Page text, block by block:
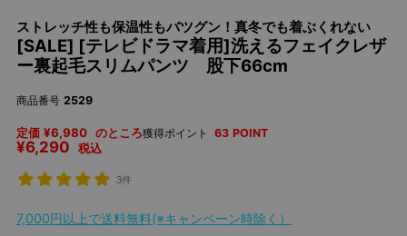
ストレッチ性も保温性もバツグン！真冬でも着ぶくれない
[SALE] [テレビドラマ着用]洗えるフェイクレザ
ー裏起毛スリムパンツ 股下66cm
商品番号 2529
定価 ¥6,980 のところ
¥6,290 税込
獲得ポイント 63 POINT
3件
7,000円以上で送料無料(※キャンペーン時除く）